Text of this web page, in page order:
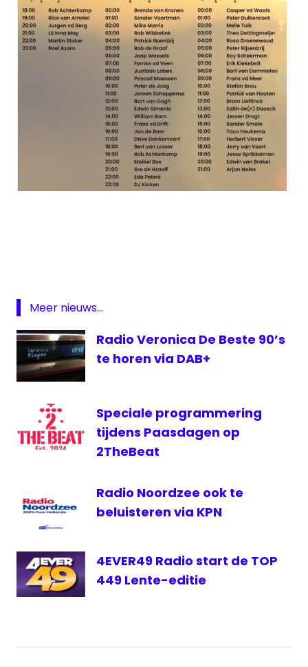
Meer nieuws...
Radio Veronica De Beste 90’s
te horen via DAB+
Speciale programmering
tijdens Paasdagen op
2TheBeat
Radio Noordzee ook te
beluisteren via KPN
4EVER49 Radio start de TOP
449 Lente-editie